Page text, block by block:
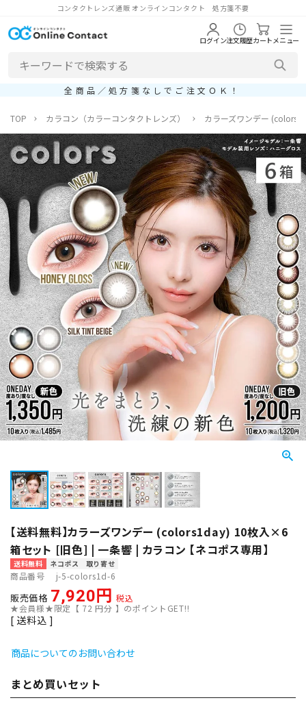
コンタクトレンズ通販 オンラインコンタクト 処方箋不要
ログイン注文履歴カートメニュー
全商品／処方箋なしでご注文ＯＫ！
TOP カラコン（カラーコンタクトレンズ） カラーズワンデー
【送料無料】カラーズワンデー (colors1day) 10枚入×6
箱セット [旧色] | 一条響 | カラコン 【ネコポス専用】
送料無料 ネコポス 取り寄せ
商品番号 j-5-colors1d-6
販売価格 7,920
税込
★会員様★限定【 72 円分 】のポイントGET!!
送料込
商品についてのお問い合わせ
まとめ買いセット